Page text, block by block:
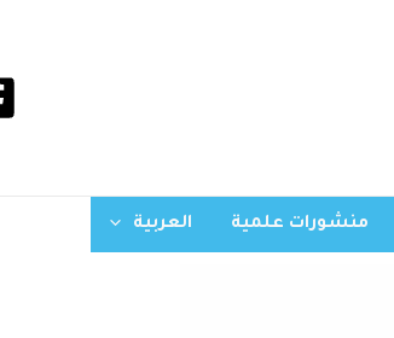
منشورات علمية العربية